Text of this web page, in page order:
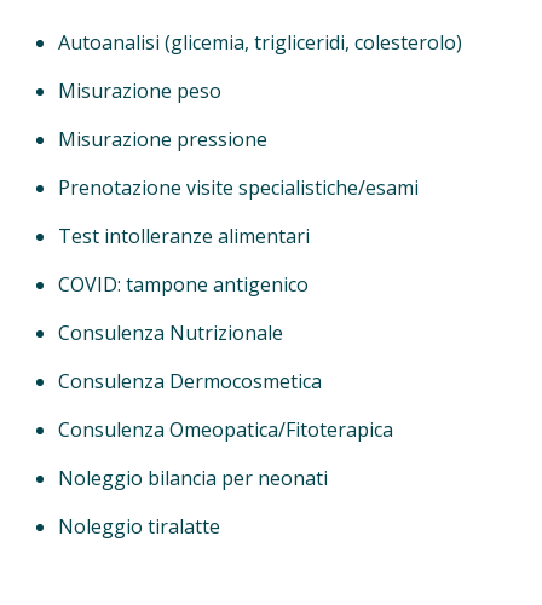
Autoanalisi (glicemia, trigliceridi, colesterolo)
Misurazione peso
Misurazione pressione
Prenotazione visite specialistiche/esami
Test intolleranze alimentari
COVID: tampone antigenico
Consulenza Nutrizionale
Consulenza Dermocosmetica
Consulenza Omeopatica/Fitoterapica
Noleggio bilancia per neonati
Noleggio tiralatte